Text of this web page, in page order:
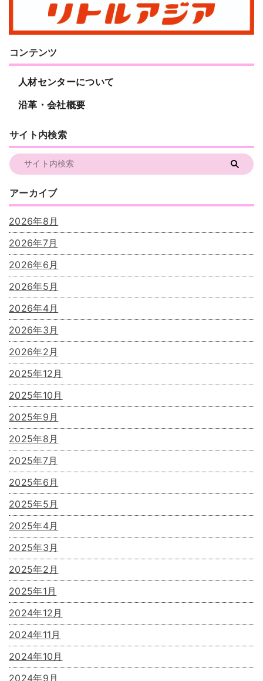
コンテンツ
人材センターについて
沿革・会社概要
サイト内検索
アーカイブ
2026年8月
2026年7月
2026年6月
2026年5月
2026年4月
2026年3月
2026年2月
2025年12月
2025年10月
2025年9月
2025年8月
2025年7月
2025年6月
2025年5月
2025年4月
2025年3月
2025年2月
2025年1月
2024年12月
2024年11月
2024年10月
2024年9月